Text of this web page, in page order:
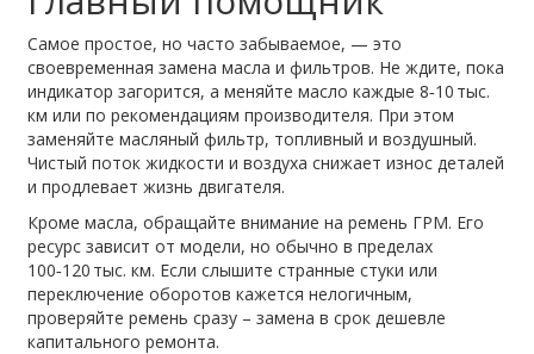
Самое простое, но часто забываемое, — это
своевременная замена масла и фильтров. Не ждите, пока
индикатор загорится, а меняйте масло каждые 8‑10 тыс.
км или по рекомендациям производителя. При этом
заменяйте масляный фильтр, топливный и воздушный.
Чистый поток жидкости и воздуха снижает износ деталей
и продлевает жизнь двигателя.
Кроме масла, обращайте внимание на ремень ГРМ. Его
ресурс зависит от модели, но обычно в пределах
100‑120 тыс. км. Если слышите странные стуки или
переключение оборотов кажется нелогичным,
проверяйте ремень сразу – замена в срок дешевле
капитального ремонта.